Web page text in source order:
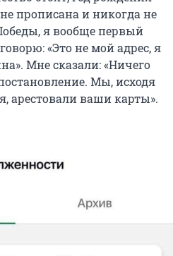
прописана и никогда не
я вообще первый
«Это не мой адрес, я
Мне сказали: «Ничего
Мы, исходя
арестовали ваши карты».